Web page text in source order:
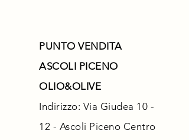
PUNTO VENDITA
ASCOLI PICENO
OLIO&OLIVE
Indirizzo: Via Giudea 10 -
12 - Ascoli Piceno Centro